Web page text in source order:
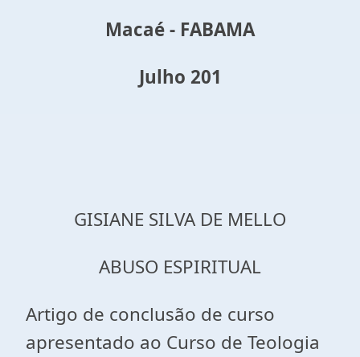
Macaé - FABAMA
Julho 201
GISIANE SILVA DE MELLO
ABUSO ESPIRITUAL
Artigo de conclusão de curso
apresentado ao Curso de Teologia